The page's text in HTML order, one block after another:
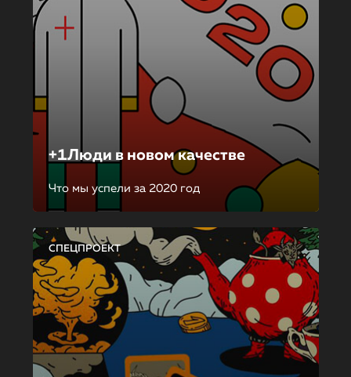
+1Люди в новом качестве
Что мы успели за 2020 год
СПЕЦПРОЕКТ